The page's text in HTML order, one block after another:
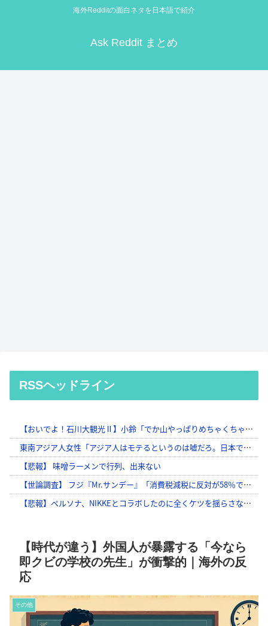
海外Redditの面白ネタを日本語で紹介
Ask Reddit まとめ
RSSヘッドライン
【時代が違う】外国人が暴露する「今なら
即クビの学校の先生」が衝撃的｜海外の反
応
その他